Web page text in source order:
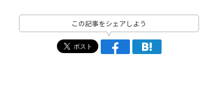
この記事をシェアしよう